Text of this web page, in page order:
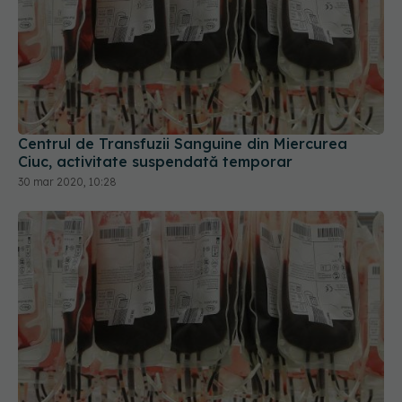
Centrul de Transfuzii Sanguine din Miercurea
Ciuc, activitate suspendată temporar
30 mar 2020, 10:28